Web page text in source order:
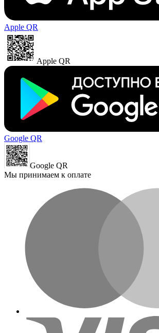
Apple QR
Apple QR
Google QR
Google QR
Мы принимаем к оплате